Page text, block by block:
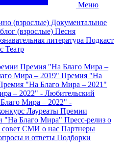
Меню
(взрослые) Документальное
(взрослые) Песня
литература Подкаст
Театр
Премия "На Благо Мира –
Мира – 2019" Премия "На
"На Благо Мира – 2021"
– 2022" - Любительский
Мира – 2022" -
Лауреаты Премии
"На Благо Мира" Пресс-релиз о
СМИ о нас Партнеры
и ответы Подборки